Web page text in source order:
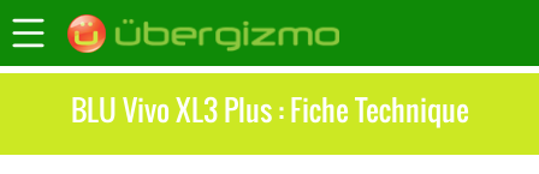
BLU Vivo XL3 Plus : Fiche Technique